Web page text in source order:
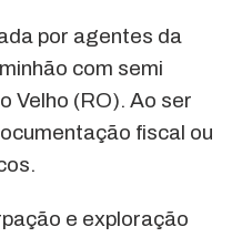
por agentes da
com semi
Velho (RO). Ao ser
fiscal ou
e exploração